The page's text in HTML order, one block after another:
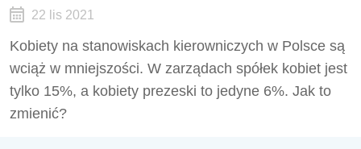
22 lis 2021
Kobiety na stanowiskach kierowniczych w Polsce są
wciąż w mniejszości. W zarządach spółek kobiet jest
tylko 15%, a kobiety prezeski to jedyne 6%. Jak to
zmienić?